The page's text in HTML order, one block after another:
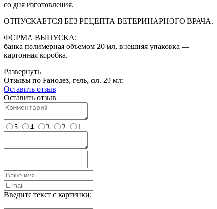
со дня изготовления.
ОТПУСКАЕТСЯ БЕЗ РЕЦЕПТА ВЕТЕРИНАРНОГО ВРАЧА.
ФОРМА ВЫПУСКА:
банка полимерная объемом 20 мл, внешняя упаковка —
картонная коробка.
Развернуть
Отзывы по Ранодез, гель, фл. 20 мл:
Оставить отзыв
Оставить отзыв
5 4 3 2 1
Введите текст с картинки: